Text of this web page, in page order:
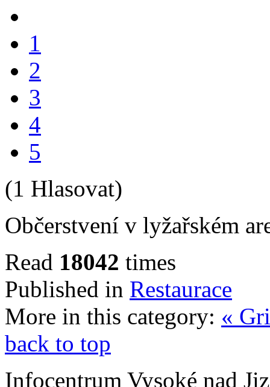
1
2
3
4
5
(1 Hlasovat)
Občerstvení v lyžařském
Read 18042 times
Published in Restaurace
More in this category: «
back to top
Infocentrum Vysoké nad